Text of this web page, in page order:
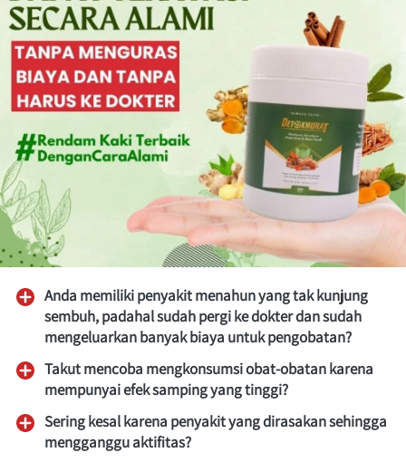
Anda memiliki penyakit menahun yang tak kunjung
sembuh, padahal sudah pergi ke dokter dan sudah
mengeluarkan banyak biaya untuk pengobatan?
Takut mencoba mengkonsumsi obat-obatan karena
mempunyai efek samping yang tinggi?
Sering kesal karena penyakit yang dirasakan sehingga
mengganggu aktifitas?